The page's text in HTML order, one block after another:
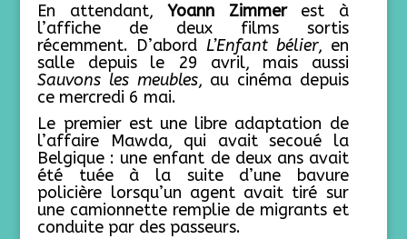
En attendant, Yoann Zimmerest à
l’affiche de deux films sortis
récemment. D’abord L’Enfant bélier, en
salle depuis le 29 avril, mais aussi
Sauvons les meubles, au cinéma depuis
ce mercredi 6 mai.
Le premier est une libre adaptation de
l’affaire Mawda, qui avait secoué la
Belgique : une enfant de deux ans avait
été tuée à la suite d’une bavure
policière lorsqu’un agent avait tiré sur
une camionnette remplie de migrants et
conduite par des passeurs.